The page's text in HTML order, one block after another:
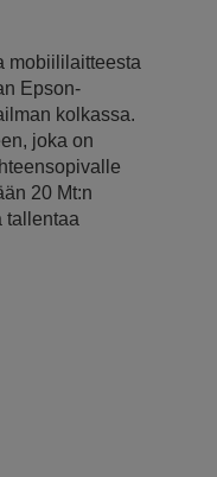
mobiililaitteesta
Epson-
kolkassa.
joka on
20 Mt:n
tallentaa